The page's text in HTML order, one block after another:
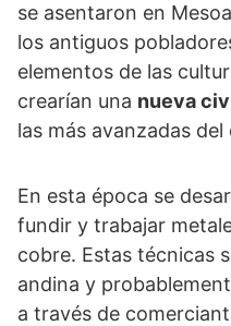
se asentaron en
los antiguos
elementos de las
crearían una nueva
las más avanzadas
En esta época se
fundir y trabajar
cobre. Estas técnicas
andina y
a través de